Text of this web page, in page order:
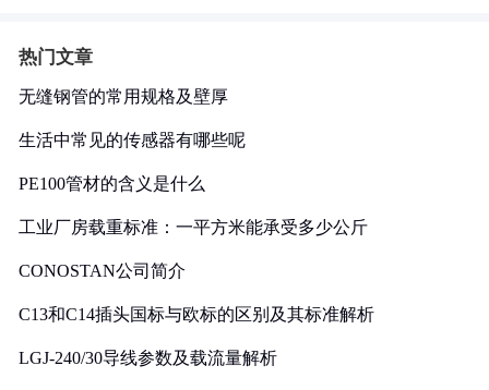
热门文章
无缝钢管的常用规格及壁厚
生活中常见的传感器有哪些呢
PE100管材的含义是什么
工业厂房载重标准：一平方米能承受多少公斤
CONOSTAN公司简介
C13和C14插头国标与欧标的区别及其标准解析
LGJ-240/30导线参数及载流量解析